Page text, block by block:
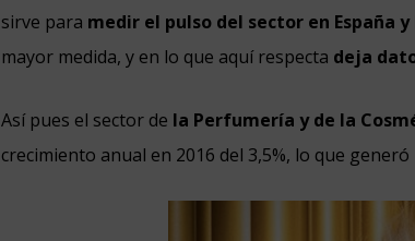
sirve para medir el pulso del sector en España y
mayor medida, y en lo que aquí respecta deja
Así pues el sector de la Perfumería y de la
crecimiento anual en 2016 del 3,5%, lo que